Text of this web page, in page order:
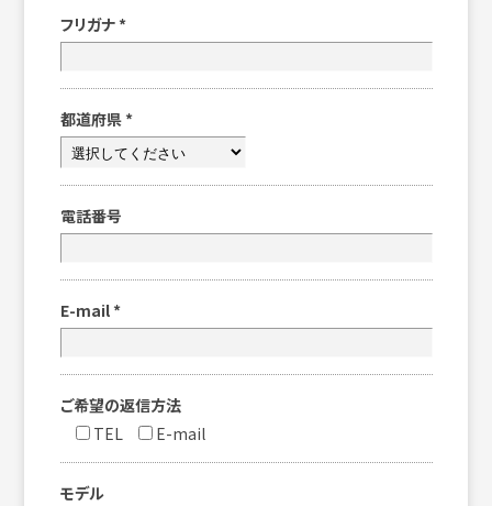
フリガナ *
都道府県 *
電話番号
E-mail *
ご希望の返信方法
TEL
E-mail
モデル